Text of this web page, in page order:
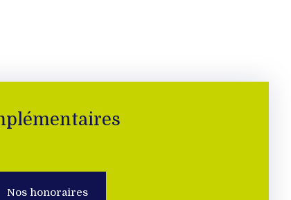
Nos honoraires